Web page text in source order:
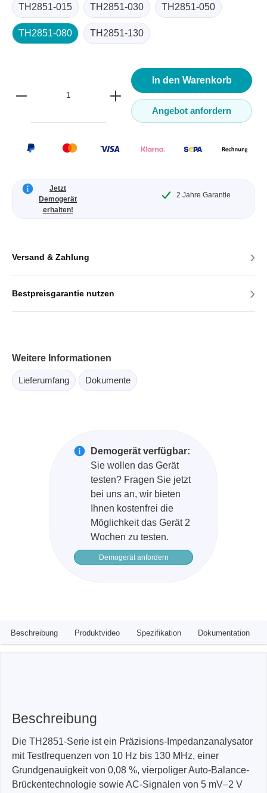
TH2851-015 TH2851-030 TH2851-050
TH2851-080 TH2851-130
In den Warenkorb
Angebot anfordern
Jetzt
Demogerät
erhalten!
2 Jahre Garantie
Versand & Zahlung ›
Bestpreisgarantie nutzen ›
Weitere Informationen
Lieferumfang Dokumente
Demogerät verfügbar:
Sie wollen das Gerät
testen? Fragen Sie jetzt
bei uns an, wir bieten
Ihnen kostenfrei die
Möglichkeit das Gerät 2
Wochen zu testen.
Demogerät anfordern
Beschreibung Produktvideo Spezifikation Dokumentation
Beschreibung
Die TH2851-Serie ist ein Präzisions-Impedanzanalysator
mit Testfrequenzen von 10 Hz bis 130 MHz, einer
Grundgenauigkeit von 0,08 %, vierpoliger Auto-Balance-
Brückentechnologie sowie AC-Signalen von 5 mV–2 V